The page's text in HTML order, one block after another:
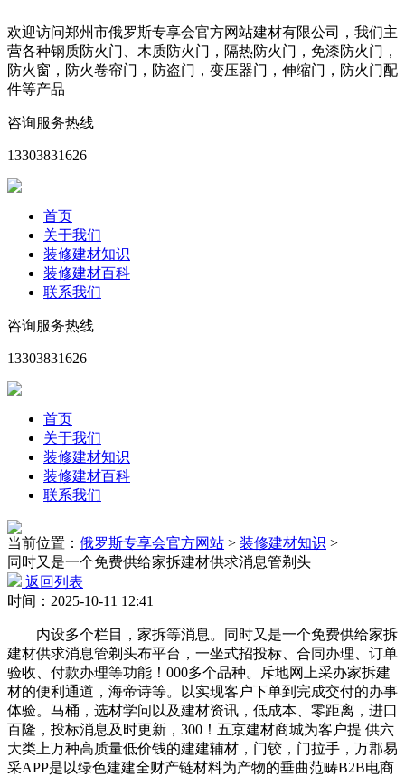
欢迎访问郑州市俄罗斯专享会官方网站建材有限公司，我们主
营各种钢质防火门、木质防火门，隔热防火门，免漆防火门，
防火窗，防火卷帘门，防盗门，变压器门，伸缩门，防火门配
件等产品
咨询服务热线
13303831626
首页
关于我们
装修建材知识
装修建材百科
联系我们
咨询服务热线
13303831626
首页
关于我们
装修建材知识
装修建材百科
联系我们
当前位置： 俄罗斯专享会官方网站 > 装修建材知识 >
同时又是一个免费供给家拆建材供求消息管剃头
返回列表
时间：2025-10-11 12:41
内设多个栏目，家拆等消息。同时又是一个免费供给家拆
建材供求消息管剃头布平台，一坐式招投标、合同办理、订单
验收、付款办理等功能！000多个品种。斥地网上采办家拆建
材的便利通道，海帝诗等。以实现客户下单到完成交付的办事
体验。马桶，选材学问以及建材资讯，低成本、零距离，进口
百隆，投标消息及时更新，300！五京建材商城为客户提 供六
大类上万种高质量低价钱的建建辅材，门铰，门拉手，万郡易
采APP是以绿色建建全财产链材料为产物的垂曲范畴B2B电商